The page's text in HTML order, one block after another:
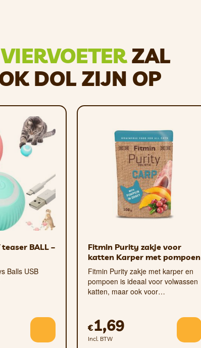
doek. Verkrijgbaar in verschillende maten.
VIERVOETERZAL
DOL ZIJN OP
BALL –
Balls USB
Fitmin Purity zakje voor
katten Karper met pompoen
Fitmin Purity zakje met karper en
pompoen is ideaal voor volwassen
katten, maar ook voor…
€1,69
Incl. BTW